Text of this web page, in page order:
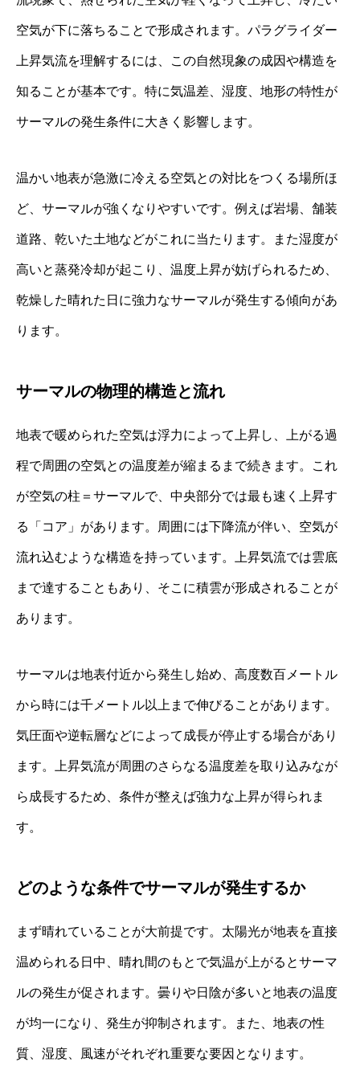
空気が下に落ちることで形成されます。パラグライダー
上昇気流を理解するには、この自然現象の成因や構造を
知ることが基本です。特に気温差、湿度、地形の特性が
サーマルの発生条件に大きく影響します。
温かい地表が急激に冷える空気との対比をつくる場所ほ
ど、サーマルが強くなりやすいです。例えば岩場、舗装
道路、乾いた土地などがこれに当たります。また湿度が
高いと蒸発冷却が起こり、温度上昇が妨げられるため、
乾燥した晴れた日に強力なサーマルが発生する傾向があ
ります。
サーマルの物理的構造と流れ
地表で暖められた空気は浮力によって上昇し、上がる過
程で周囲の空気との温度差が縮まるまで続きます。これ
が空気の柱＝サーマルで、中央部分では最も速く上昇す
る「コア」があります。周囲には下降流が伴い、空気が
流れ込むような構造を持っています。上昇気流では雲底
まで達することもあり、そこに積雲が形成されることが
あります。
サーマルは地表付近から発生し始め、高度数百メートル
から時には千メートル以上まで伸びることがあります。
気圧面や逆転層などによって成長が停止する場合があり
ます。上昇気流が周囲のさらなる温度差を取り込みなが
ら成長するため、条件が整えば強力な上昇が得られま
す。
どのような条件でサーマルが発生するか
まず晴れていることが大前提です。太陽光が地表を直接
温められる日中、晴れ間のもとで気温が上がるとサーマ
ルの発生が促されます。曇りや日陰が多いと地表の温度
が均一になり、発生が抑制されます。また、地表の性
質、湿度、風速がそれぞれ重要な要因となります。